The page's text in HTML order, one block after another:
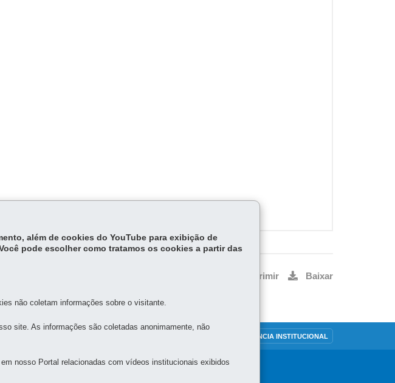
Imprimir Baixar
TRANSPARÊNCIA INSTITUCIONAL
além de cookies do YouTube para exibição de
pode escolher como tratamos os cookies a partir das
não coletam informações sobre o visitante.
site. As informações são coletadas anonimamente, não
nosso Portal relacionadas com vídeos institucionais exibidos